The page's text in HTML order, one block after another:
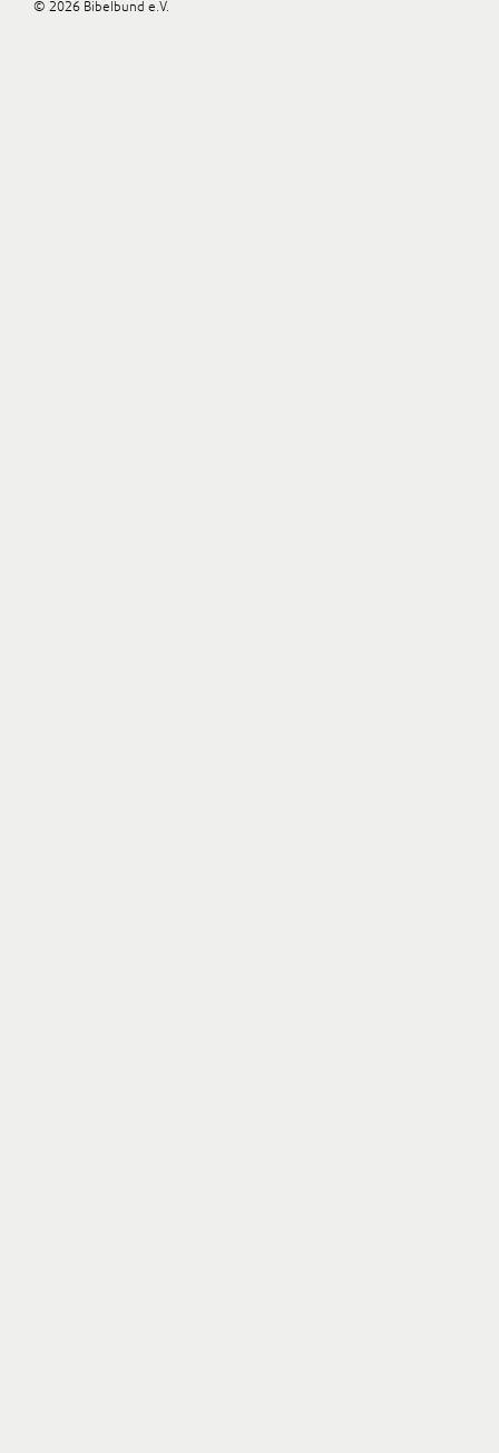
© 2026 Bibelbund e.V.